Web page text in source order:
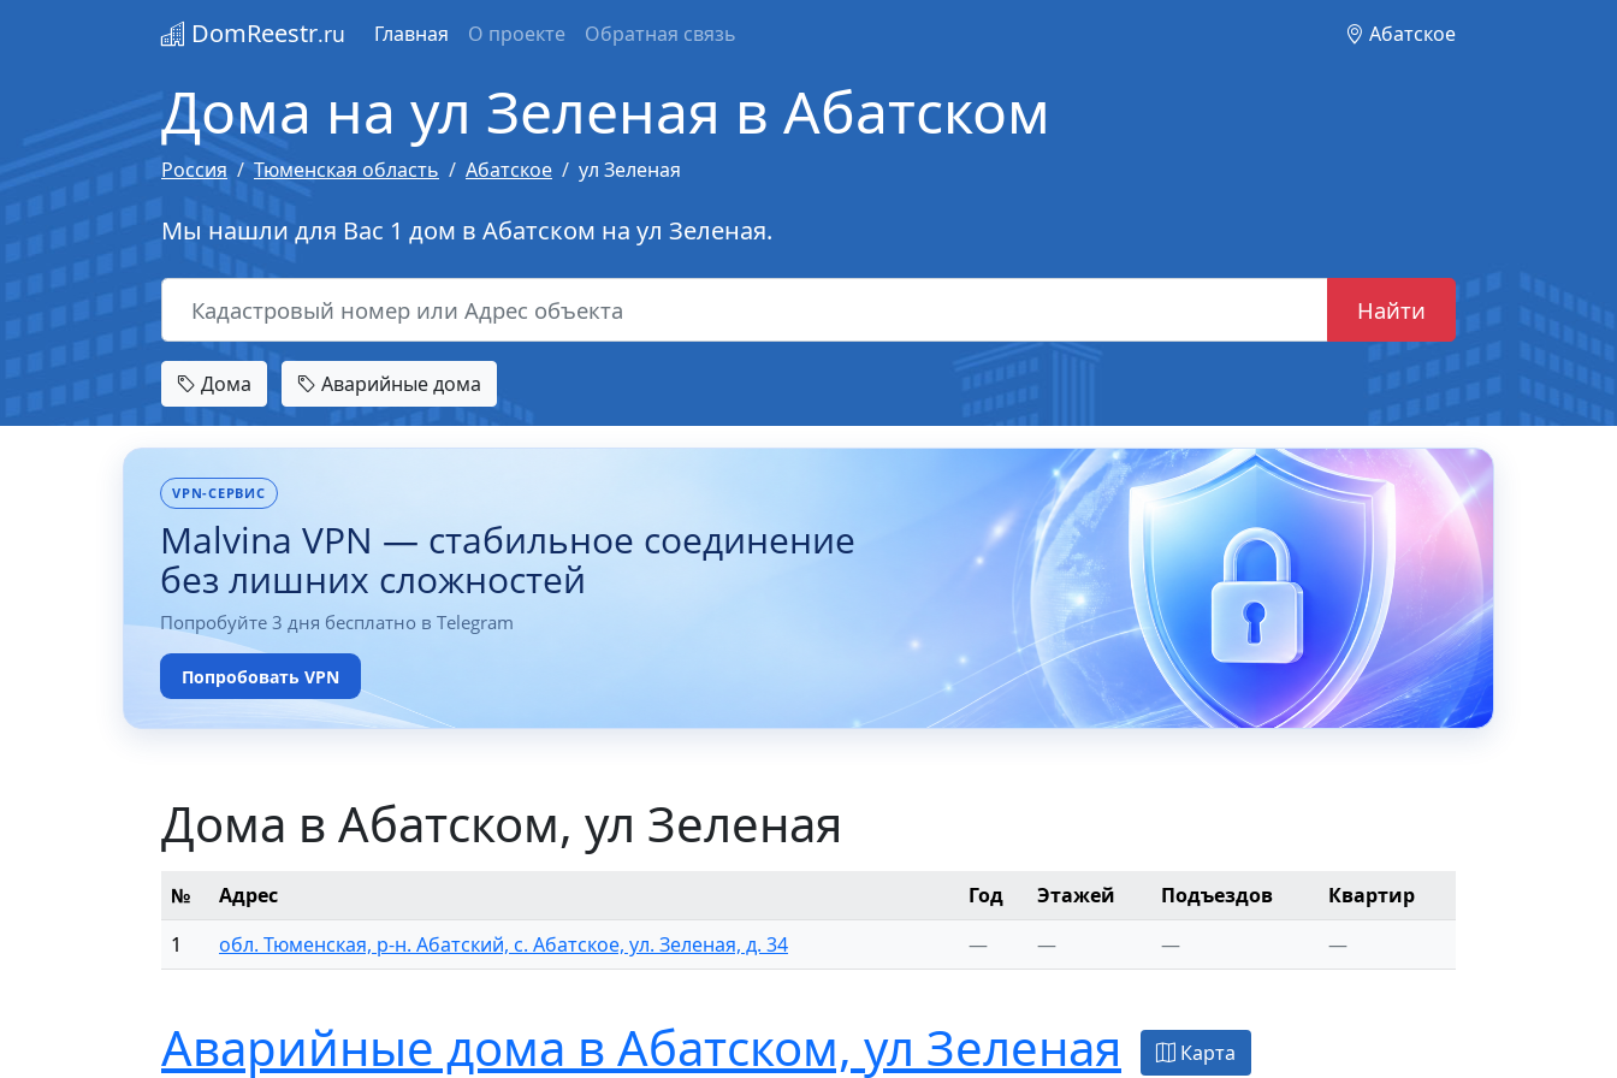
DomReestr.ru Главная О проекте Обратная связь Абатское
Дома на ул Зеленая в Абатском
Россия Тюменская область Абатское ул Зеленая
Мы нашли для Вас 1 дом в Абатском на ул Зеленая.
Найти
Дома Аварийные дома
VPN-СЕРВИС
Malvina VPN — стабильное соединение
без лишних сложностей
Попробуйте 3 дня бесплатно в Telegram
Попробовать VPN
Дома в Абатском, ул Зеленая
№ Адрес Год Этажей Подъездов
Квартир
1
обл. Тюменская, р-н. Абатский, с. Абатское, ул. Зеленая, д. 34 — — — —
Аварийные дома в Абатском, ул Зеленая Карта